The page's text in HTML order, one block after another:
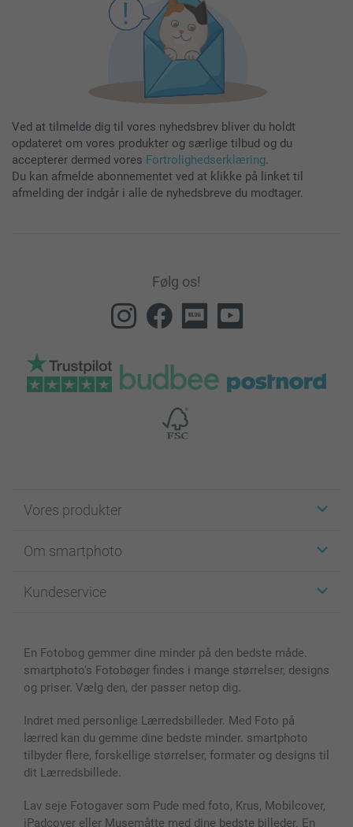
Ved at tilmelde dig til vores nyhedsbrev bliver du holdt
opdateret om vores produkter og særlige tilbud og du
accepterer dermed vores Fortrolighedserklæring.
Du kan afmelde abonnementet ved at klikke på linket til
afmelding der indgår i alle de nyhedsbreve du modtager.
Følg os!
Vores produkter
Fotokort
Fotobøger
Cover til mobil & tablet
MyNameBook
Fotorammer & Tilbehør
Alle fotoprodukter
Om smartphoto
For affiliate
Sitemap
Betingelser og garantier
Kundeservice
smartbonus
Priser & betaling
En Fotobog gemmer dine minder på den bedste måde.
smartphoto's Fotobøger findes i mange størrelser, designs
og priser. Vælg den, der passer netop dig.
Indret med personlige Lærredsbilleder. Med Foto på
lærred kan du gemme dine bedste minder. smartphoto
tilbyder flere, forskellige størrelser, formater og designs til
dit Lærredsbillede.
Lav seje Fotogaver som Pude med foto, Krus, Mobilcover,
iPadcover eller Musemåtte med dine bedste billeder. En